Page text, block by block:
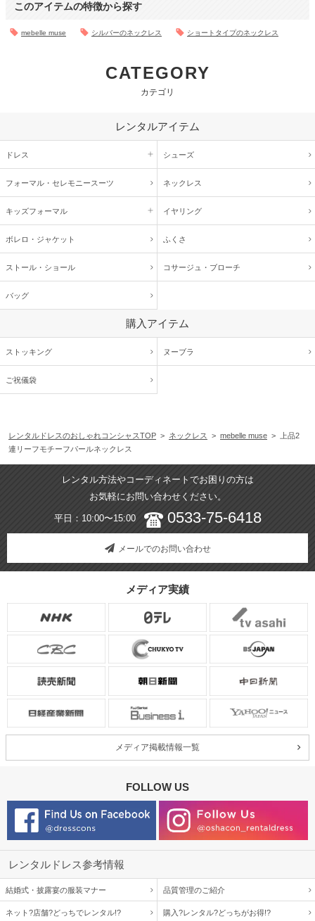
このアイテムの特徴から探す
mebelle muse シルバーのネックレス ショートタイプのネックレス
CATEGORY
カテゴリ
レンタルアイテム
ドレス シューズ
フォーマル・ セレモニースーツ ネックレス
キッズフォーマル イヤリング
ボレロ・ジャケット ふくさ
ストール・ショール コサージュ・ ブローチ
バッグ
購入アイテム
ストッキング ヌーブラ
ご祝儀袋
レンタルドレスのおしゃれコンシャスTOP > ネックレス > mebelle muse > 上品2
連リーフモチーフパールネックレス
レンタル方法やコーディネートでお困りの方は
お気軽にお問い合わせください。
平日：10:00〜15:00 0533-75-6418
メールでのお問い合わせ
メディア実績
メディア掲載情報一覧
FOLLOW US
レンタルドレス参考情報
結婚式・披露宴の服装マナー 品質管理のご紹介
ネット?店舗?どっちでレンタル!? 購入?レンタル?どっちがお得!?